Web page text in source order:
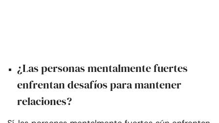
¿Las personas mentalmente fuertes
enfrentan desafíos para mantener
relaciones?